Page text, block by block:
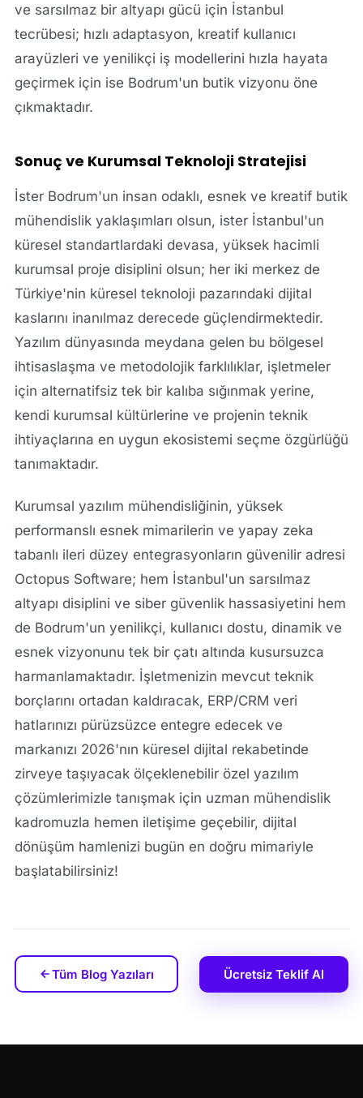
ve sarsılmaz bir altyapı gücü için İstanbul
tecrübesi; hızlı adaptasyon, kreatif kullanıcı
arayüzleri ve yenilikçi iş modellerini hızla hayata
geçirmek için ise Bodrum'un butik vizyonu öne
çıkmaktadır.
Sonuç ve Kurumsal Teknoloji Stratejisi
İster Bodrum'un insan odaklı, esnek ve kreatif butik
mühendislik yaklaşımları olsun, ister İstanbul'un
küresel standartlardaki devasa, yüksek hacimli
kurumsal proje disiplini olsun; her iki merkez de
Türkiye'nin küresel teknoloji pazarındaki dijital
kaslarını inanılmaz derecede güçlendirmektedir.
Yazılım dünyasında meydana gelen bu bölgesel
ihtisaslaşma ve metodolojik farklılıklar, işletmeler
için alternatifsiz tek bir kalıba sığınmak yerine,
kendi kurumsal kültürlerine ve projenin teknik
ihtiyaçlarına en uygun ekosistemi seçme özgürlüğü
tanımaktadır.
Kurumsal yazılım mühendisliğinin, yüksek
performanslı esnek mimarilerin ve yapay zeka
tabanlı ileri düzey entegrasyonların güvenilir adresi
Octopus Software; hem İstanbul'un sarsılmaz
altyapı disiplini ve siber güvenlik hassasiyetini hem
de Bodrum'un yenilikçi, kullanıcı dostu, dinamik ve
esnek vizyonunu tek bir çatı altında kusursuzca
harmanlamaktadır. İşletmenizin mevcut teknik
borçlarını ortadan kaldıracak, ERP/CRM veri
hatlarınızı pürüzsüzce entegre edecek ve
markanızı 2026'nın küresel dijital rekabetinde
zirveye taşıyacak ölçeklenebilir özel yazılım
çözümlerimizle tanışmak için uzman mühendislik
kadromuzla hemen iletişime geçebilir, dijital
dönüşüm hamlenizi bugün en doğru mimariyle
başlatabilirsiniz!
Tüm Blog Yazıları Ücretsiz Teklif Al